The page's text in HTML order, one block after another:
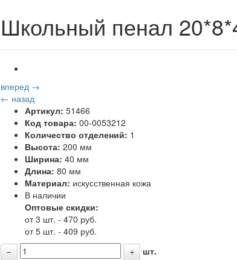
Школьный пенал
вперед →
← назад
Артикул: 51466
Код товара: 00-0053212
Количество отделений: 1
Высота: 200 мм
Ширина: 40 мм
Длина: 80 мм
Материал: искусственная кожа
В наличии
Оптовые скидки:
от 3 шт. - 470 руб.
от 5 шт. - 409 руб.
шт.